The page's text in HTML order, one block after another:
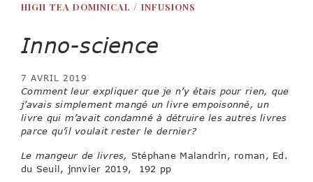
HIGH TEA DOMINICAL / INFUSIONS
Inno-science
7 AVRIL 2019
Comment leur expliquer que je n’y étais pour rien, que
j’avais simplement mangé un livre empoisonné, un
livre qui m’avait condamné à détruire les autres livres
parce qu’il voulait rester le dernier?
Le mangeur de livres, Stéphane Malandrin, roman, Ed.
du Seuil, jnnvier 2019, 192 pp